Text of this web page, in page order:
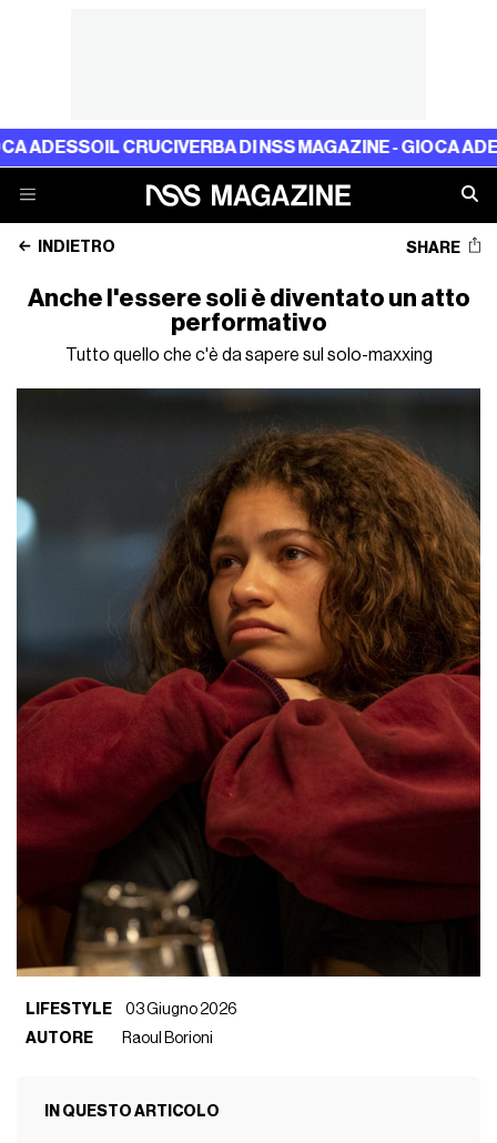
IL CRUCIVERBA DI NSS MAGAZINE - GIOCA ADESSOIL
INDIETRO SHARE
Anche l'essere soli è diventato un atto
performativo
Tutto quello che c'è da sapere sul solo-maxxing
LIFESTYLE
03 Giugno 2026
AUTORE
Raoul Borioni
IN QUESTO ARTICOLO